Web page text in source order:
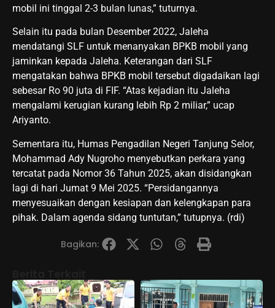
mobil ini tinggal 2-3 bulan lunas,” tuturnya.
Selain itu pada bulan Desember 2022, Jaleha
mendatangi SLF untuk menanyakan BPKB mobil yang
jaminkan kepada Jaleha. Keterangan dari SLF
mengatakan bahwa BPKB mobil tersebut digadaikan lagi
sebesar Ro 90 juta di FIF. “Atas kejadian itu Jaleha
mengalami kerugian kurang lebih Rp 2 miliar,” ucap
Ariyanto.
Sementara itu, Humas Pengadilan Negeri Tanjung Selor,
Mohammad Ady Nugroho menyebutkan perkara yang
tercatat pada Nomor 36 Tahun 2025, akan disidangkan
lagi di hari Jumat 9 Mei 2025. “Persidangannya
menyesuaikan dengan kesiapan dan kelengkapan para
pihak. Dalam agenda sidang tuntutan,” tutupnya. (rdi)
Bagikan: